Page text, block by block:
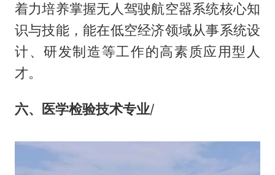
着力培养掌握无人驾驶航空器系统核心知
识与技能，能在低空经济领域从事系统设
计、研发制造等工作的高素质应用型人
才。
六、医学检验技术专业/